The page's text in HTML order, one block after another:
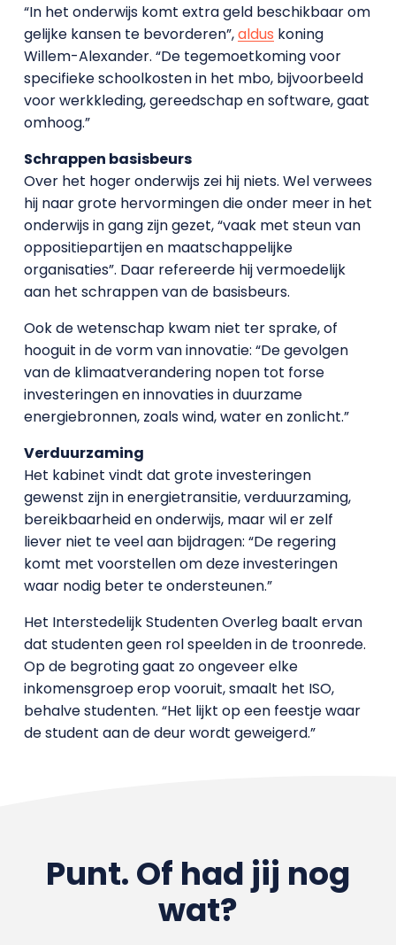
“In het onderwijs komt extra geld beschikbaar om
gelijke kansen te bevorderen”,aldus koning
Willem-Alexander. “De tegemoetkoming voor
specifieke schoolkosten in het mbo, bijvoorbeeld
voor werkkleding, gereedschap en software, gaat
omhoog.”
Schrappen basisbeurs
Over het hoger onderwijs zei hij niets. Wel verwees
hij naar grote hervormingen die onder meer in het
onderwijs in gang zijn gezet, “vaak met steun van
oppositiepartijen en maatschappelijke
organisaties”. Daar refereerde hij vermoedelijk
aan het schrappen van de basisbeurs.
Ook de wetenschap kwam niet ter sprake, of
hooguit in de vorm van innovatie: “De gevolgen
van de klimaatverandering nopen tot forse
investeringen en innovaties in duurzame
energiebronnen, zoals wind, water en zonlicht.”
Verduurzaming
Het kabinet vindt dat grote investeringen
gewenst zijn in energietransitie, verduurzaming,
bereikbaarheid en onderwijs, maar wil er zelf
liever niet te veel aan bijdragen: “De regering
komt met voorstellen om deze investeringen
waar nodig beter te ondersteunen.”
Het Interstedelijk Studenten Overleg baalt ervan
dat studenten geen rol speelden in de troonrede.
Op de begroting gaat zo ongeveer elke
inkomensgroep erop vooruit, smaalt het ISO,
behalve studenten. “Het lijkt op een feestje waar
de student aan de deur wordt geweigerd.”
Punt. Of had jij nog
wat?